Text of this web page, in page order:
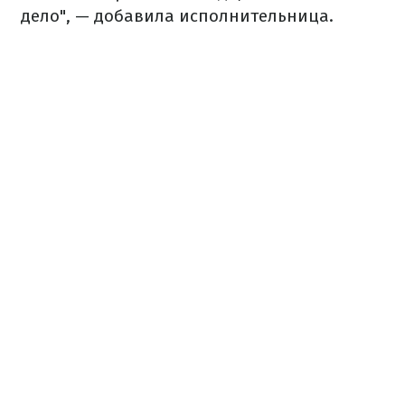
дело", — добавила исполнительница.